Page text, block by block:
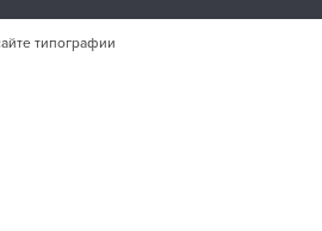
типографии